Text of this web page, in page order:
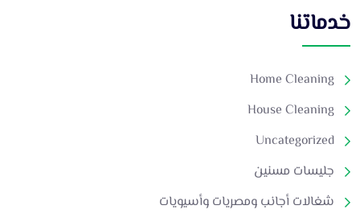
خدماتنا
Home Cleaning
House Cleaning
Uncategorized
جليسات مسنين
شغالات أجانب ومصريات وأسيويات